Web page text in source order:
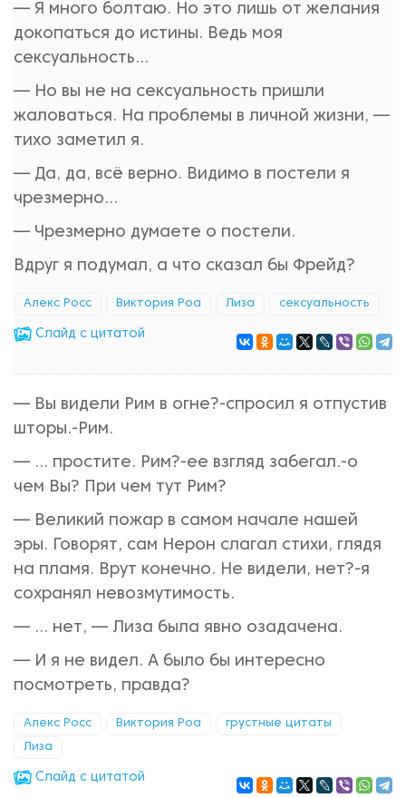
— Я много болтаю. Но это лишь от желания
докопаться до истины. Ведь моя
сексуальность…
— Но вы не на сексуальность пришли
жаловаться. На проблемы в личной жизни, —
тихо заметил я.
— Да, да, всё верно. Видимо в постели я
чрезмерно…
— Чрезмерно думаете о постели.
Вдруг я подумал, а что сказал бы Фрейд?
Алекс Росс Виктория Роа Лиза сексуальность
Cлайд с цитатой
— Вы видели Рим в огне?-спросил я отпустив
шторы.-Рим.
— … простите. Рим?-ее взгляд забегал.-о
чем Вы? При чем тут Рим?
— Великий пожар в самом начале нашей
эры. Говорят, сам Нерон слагал стихи, глядя
на пламя. Врут конечно. Не видели, нет?-я
сохранял невозмутимость.
— … нет, — Лиза была явно озадачена.
— И я не видел. А было бы интересно
посмотреть, правда?
Алекс Росс Виктория Роа грустные цитаты
Лиза
Cлайд с цитатой